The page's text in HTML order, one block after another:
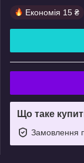
Економія 15 ₴
Що таке
Замовлення